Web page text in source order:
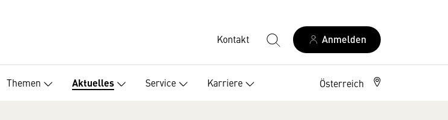
Kontakt Anmelden
Themen Aktuelles Service Karriere Österreich